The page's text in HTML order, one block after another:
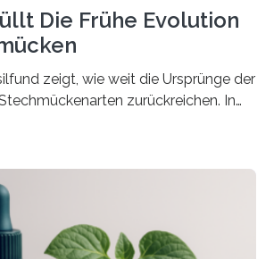
Die Frühe Evolution
zeigt, wie weit die Ursprünge der
zurückreichen. In
älteste bekannte Stechmücken-
Myanmar und hat sich in
Zustand erhalten. Es konnte als neue
beschrieben werden und trägt
primaevus. Dieser erste